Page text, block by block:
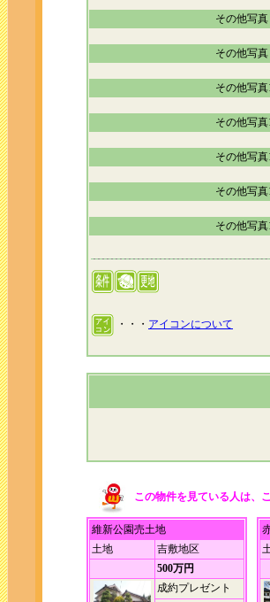
その他写真
その他写真
その他写真
その他写真
その他写真
その他写真
その他写真
・・・ アイコンについて
この物件を見ている人は、
維新公園売土地
土地
吉敷地区
500万円
成約プレゼント